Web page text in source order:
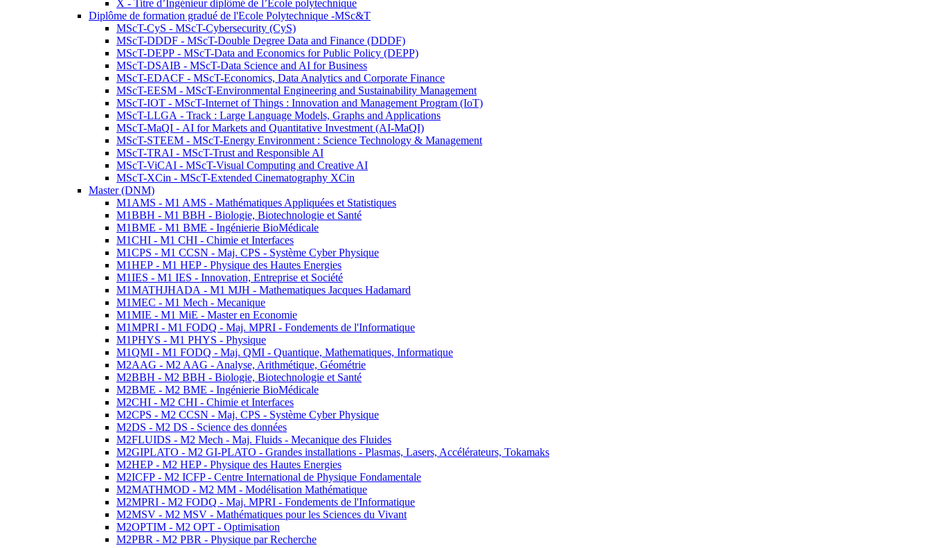
X - Titre d’Ingénieur diplômé de l’École polytechnique
Diplôme de formation gradué de l'Ecole Polytechnique -MSc&T
MScT-CyS - MScT-Cybersecurity (CyS)
MScT-DDDF - MScT-Double Degree Data and Finance (DDDF)
MScT-DEPP - MScT-Data and Economics for Public Policy (DEPP)
MScT-DSAIB - MScT-Data Science and AI for Business
MScT-EDACF - MScT-Economics, Data Analytics and Corporate Finance
MScT-EESM - MScT-Environmental Engineering and Sustainability Management
MScT-IOT - MScT-Internet of Things : Innovation and Management Program (IoT)
MScT-LLGA - Track : Large Language Models, Graphs and Applications
MScT-MaQI - AI for Markets and Quantitative Investment (AI-MaQI)
MScT-STEEM - MScT-Energy Environment : Science Technology & Management
MScT-TRAI - MScT-Trust and Responsible AI
MScT-ViCAI - MScT-Visual Computing and Creative AI
MScT-XCin - MScT-Extended Cinematography XCin
Master (DNM)
M1AMS - M1 AMS - Mathématiques Appliquées et Statistiques
M1BBH - M1 BBH - Biologie, Biotechnologie et Santé
M1BME - M1 BME - Ingénierie BioMédicale
M1CHI - M1 CHI - Chimie et Interfaces
M1CPS - M1 CCSN - Maj. CPS - Système Cyber Physique
M1HEP - M1 HEP - Physique des Hautes Energies
M1IES - M1 IES - Innovation, Entreprise et Société
M1MATHJHADA - M1 MJH - Mathematiques Jacques Hadamard
M1MEC - M1 Mech - Mecanique
M1MIE - M1 MiE - Master en Economie
M1MPRI - M1 FODQ - Maj. MPRI - Fondements de l'Informatique
M1PHYS - M1 PHYS - Physique
M1QMI - M1 FODQ - Maj. QMI - Quantique, Mathematiques, Informatique
M2AAG - M2 AAG - Analyse, Arithmétique, Géométrie
M2BBH - M2 BBH - Biologie, Biotechnologie et Santé
M2BME - M2 BME - Ingénierie BioMédicale
M2CHI - M2 CHI - Chimie et Interfaces
M2CPS - M2 CCSN - Maj. CPS - Système Cyber Physique
M2DS - M2 DS - Science des données
M2FLUIDS - M2 Mech - Maj. Fluids - Mecanique des Fluides
M2GIPLATO - M2 GI-PLATO - Grandes installations - Plasmas, Lasers, Accélérateurs, Tokamaks
M2HEP - M2 HEP - Physique des Hautes Energies
M2ICFP - M2 ICFP - Centre International de Physique Fondamentale
M2MATHMOD - M2 MM - Modélisation Mathématique
M2MPRI - M2 FODQ - Maj. MPRI - Fondements de l'Informatique
M2MSV - M2 MSV - Mathématiques pour les Sciences du Vivant
M2OPTIM - M2 OPT - Optimisation
M2PBR - M2 PBR - Physique par Recherche